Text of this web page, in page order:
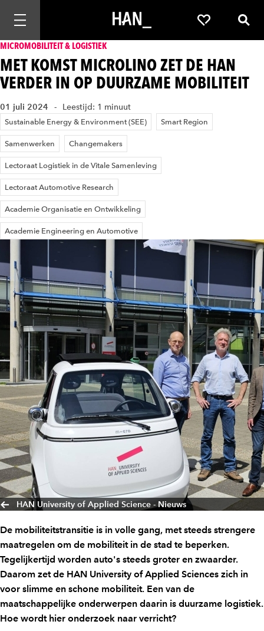
Mobiele navigatie openen Favorieten
MICROMOBILITEIT & LOGISTIEK
MET KOMST MICROLINO ZET DE HAN
VERDER IN OP DUURZAME MOBILITEIT
01 juli 2024 Leestijd: 1 minuut
Sustainable Energy & Environment (SEE) Smart Region
Samenwerken Changemakers
Lectoraat Logistiek in de Vitale Samenleving
Lectoraat Automotive Research
Academie Organisatie en Ontwikkeling
Academie Engineering en Automotive
HAN University of Applied Science - Nieuws
De mobiliteitstransitie is in volle gang, met steeds strengere
maatregelen om de mobiliteit in de stad te beperken.
Tegelijkertijd worden auto's steeds groter en zwaarder.
Daarom zet de HAN University of Applied Sciences zich in
voor slimme en schone mobiliteit. Een van de
maatschappelijke onderwerpen daarin is duurzame logistiek.
Hoe wordt hier onderzoek naar verricht?